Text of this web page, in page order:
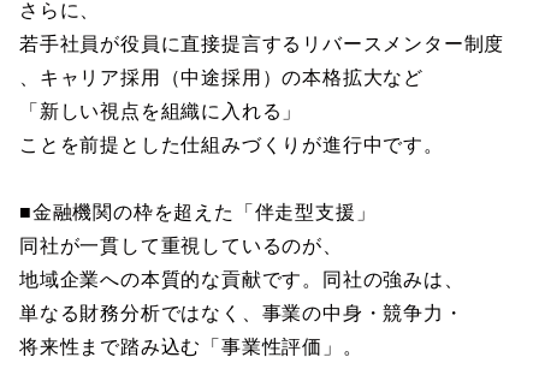
さらに、
若手社員が役員に直接提言するリバースメンター制度
、キャリア採用（中途採用）の本格拡大など
「新しい視点を組織に入れる」
ことを前提とした仕組みづくりが進行中です。
■金融機関の枠を超えた「伴走型支援」
同社が一貫して重視しているのが、
地域企業への本質的な貢献です。同社の強みは、
単なる財務分析ではなく、事業の中身・競争力・
将来性まで踏み込む「事業性評価」。